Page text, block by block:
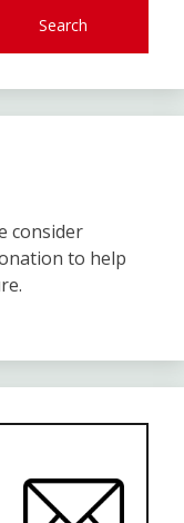
Search
consider
to help